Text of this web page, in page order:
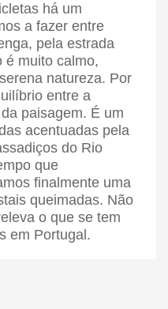
há um
a fazer entre
pela estrada
é muito calmo,
natureza. Por
entre a
paisagem. É um
acentuadas pela
do Rio
que
finalmente uma
queimadas. Não
o que se tem
em Portugal.